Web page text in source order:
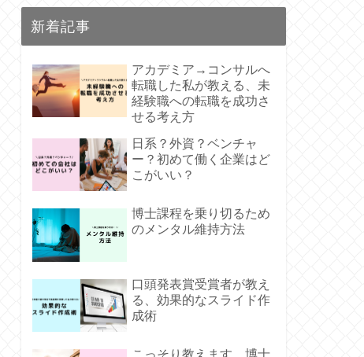
新着記事
アカデミア→コンサルへ
転職した私が教える、未
経験職への転職を成功さ
せる考え方
日系？外資？ベンチャ
ー？初めて働く企業はど
こがいい？
博士課程を乗り切るため
のメンタル維持方法
口頭発表賞受賞者が教え
る、効果的なスライド作
成術